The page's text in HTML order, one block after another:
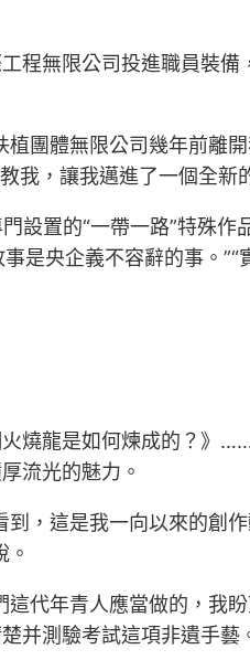
程無限公司投進職員裝
團體無限公司幾年前離
我，讓我邁進了一個全新
設置的“一帶一路”特殊作
是央企義不容辭的事。”“
燒龍是如何煉成的？》
流光的魅力。
，這是我一向以來的創
代年青人應當做的，我
并測驗考試這項非遺手藝